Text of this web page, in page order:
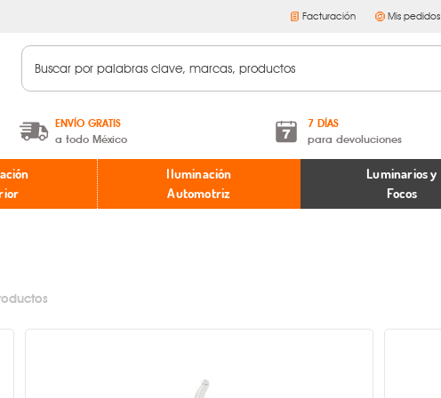
Facturación Mis pedidos
ENVÍO GRATIS
a todo México
A partir de $599 MXN.
* Aplican restricciones
7 DÍAS
para devoluciones
Términos y condiciones
Políticas de devoluciones
Iluminación
Automotriz
Luminarios y
Focos